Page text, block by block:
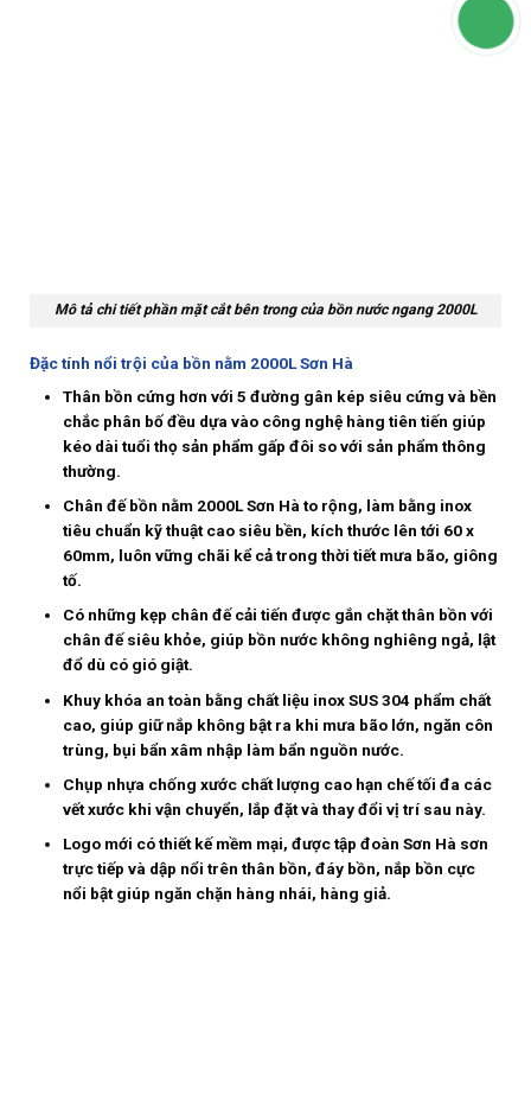
Mô tả chi tiết phần mặt cắt bên trong của bồn nước ngang 2000L
Đặc tính nổi trội của bồn nằm 2000L Sơn Hà
Thân bồn cứng hơn với 5 đường gân kép siêu cứng và bền
chắc phân bố đều dựa vào công nghệ hàng tiên tiến giúp
kéo dài tuổi thọ sản phẩm gấp đôi so với sản phẩm thông
thường.
Chân đế bồn nằm 2000L Sơn Hà to rộng, làm bằng inox
tiêu chuẩn kỹ thuật cao siêu bền, kích thước lên tới 60 x
60mm, luôn vững chãi kể cả trong thời tiết mưa bão, giông
tố.
Có những kẹp chân đế cải tiến được gắn chặt thân bồn với
chân đế siêu khỏe, giúp bồn nước không nghiêng ngả, lật
đổ dù có gió giật.
Khuy khóa an toàn bằng chất liệu inox SUS 304 phẩm chất
cao, giúp giữ nắp không bật ra khi mưa bão lớn, ngăn côn
trùng, bụi bẩn xâm nhập làm bẩn nguồn nước.
Chụp nhựa chống xước chất lượng cao hạn chế tối đa các
vết xước khi vận chuyển, lắp đặt và thay đổi vị trí sau này.
Logo mới có thiết kế mềm mại, được tập đoàn Sơn Hà sơn
trực tiếp và dập nổi trên thân bồn, đáy bồn, nắp bồn cực
nổi bật giúp ngăn chặn hàng nhái, hàng giả.